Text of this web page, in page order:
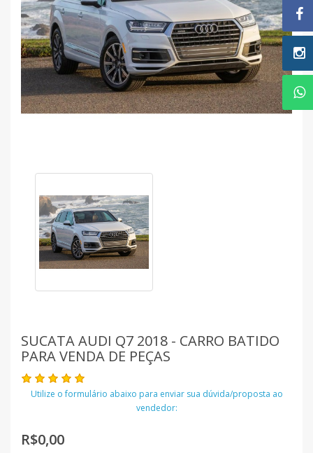
SUCATA AUDI Q7 2018 - CARRO BATIDO
PARA VENDA DE PEÇAS
Utilize o formulário abaixo para enviar sua dúvida/proposta ao
vendedor:
R$0,00